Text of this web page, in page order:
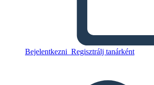
Bejelentkezni Regisztrálj tanárként
Másolja ezt a forgatókönyvet